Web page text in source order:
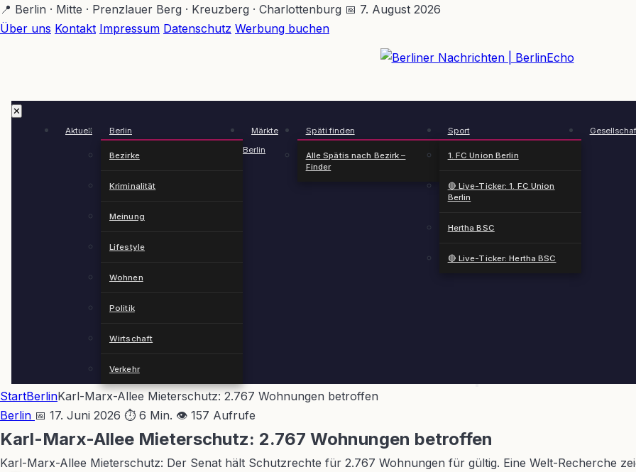
Zum
Hauptinhalt
📍 Berlin · Mitte · Prenzlauer Berg · Kreuzberg · Charlottenburg 📅 7. August 2026
Über uns Kontakt Impressum Datenschutz Werbung buchen
✕
Aktuell Berlin
Bezirke
Kriminalität
Meinung
Lifestyle
Wohnen
Politik
Wirtschaft
Verkehr
Märkte
Berlin
Späti finden
Alle Spätis nach Bezirk –
Finder
Sport
1. FC Union Berlin
🔴 Live-Ticker: 1. FC Union
Berlin
Hertha BSC
🔴 Live-Ticker: Hertha BSC
StartBerlinKarl-Marx-Allee Mieterschutz: 2.767 Wohnungen betroffen
Berlin 📅 17. Juni 2026 ⏱ 6 Min. 👁 157 Aufrufe
Karl-Marx-Allee Mieterschutz: 2.767 Wohnungen betroffen
Karl-Marx-Allee Mieterschutz: Der Senat hält Schutzrechte für 2.767 Wohnungen für gültig. Eine Welt-Recherche